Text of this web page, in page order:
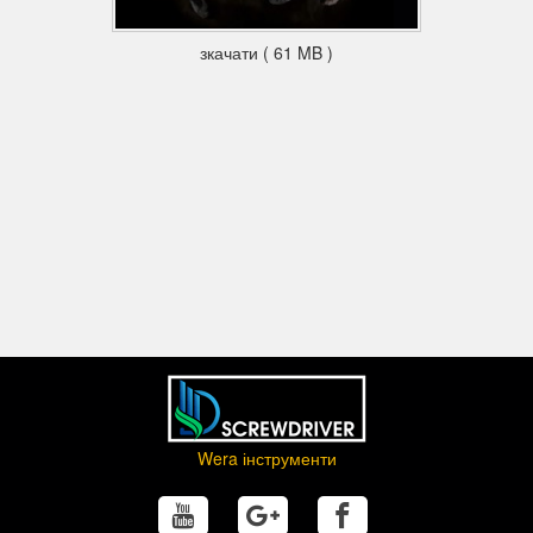
Надійна посадка і легке вилучення
Новий зажим з легкообертовим механізмом дозволяє як
зкачати ( 61 MB )
Wera інструменти